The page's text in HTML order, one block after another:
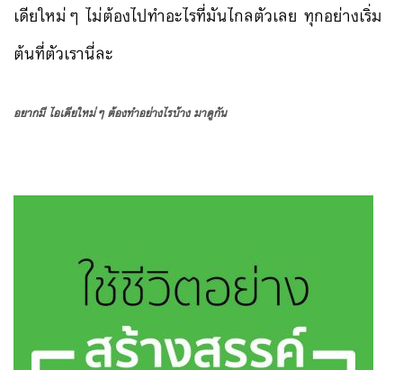
เดียใหม่ๆ ไม่ต้องไปทำอะไรที่มันไกลตัวเลย ทุกอย่างเริ่ม
ต้นที่ตัวเรานี่ละ
อยากมี ไอเดียใหม่ๆ ต้องทำอย่างไรบ้าง มาดูกัน